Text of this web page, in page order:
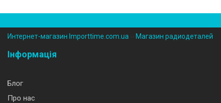
Интернет-магазин Importtime.com.ua Магазин радиодеталей
Інформація
Блог
Про нас